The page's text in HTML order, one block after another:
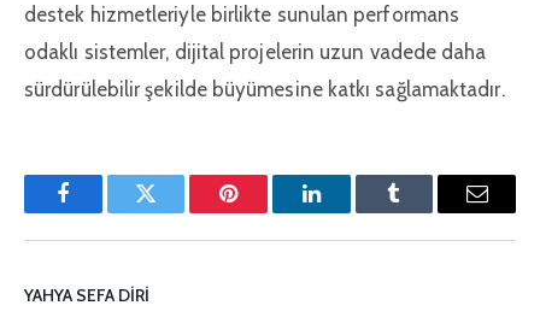
destek hizmetleriyle birlikte sunulan performans
odaklı sistemler, dijital projelerin uzun vadede daha
sürdürülebilir şekilde büyümesine katkı sağlamaktadır.
FacebookTwitter Pinterest'inLinkedInTumblr
E-
YAHYA SEFA DIRI